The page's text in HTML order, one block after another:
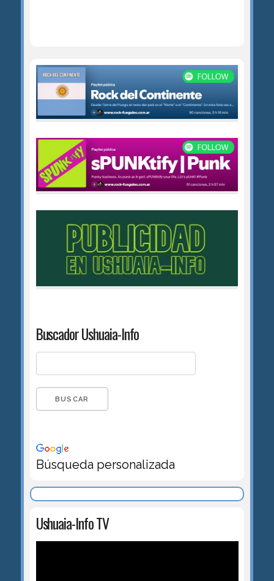
Buscador Ushuaia-Info
Búsqueda personalizada
Ushuaia-Info TV